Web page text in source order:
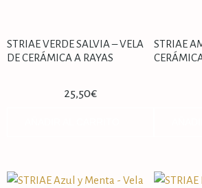
STRIAE VERDE SALVIA – VELA
DE CERÁMICA A RAYAS
25,50€
STRIAE